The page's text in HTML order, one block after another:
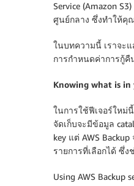
Service (Amazon
ศูนย์กลาง ซึ่งทำให้คุ
ในบทความนี้ เราจะแ
การกำหนดค่าการกู้คื
Knowing what is in
ในการใช้ฟีเจอร์ใหม่
จัดเก็บจะมีข้อมูล
key แต่ AWS
รายการที่เลือกได้ ซึ่
Using AWS Backup